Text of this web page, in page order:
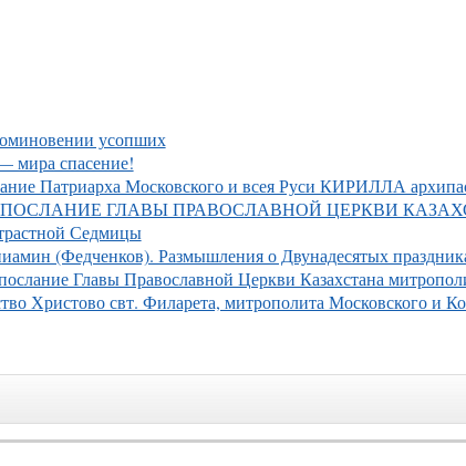
усопших
мира спасение!
Патриарха Московского и всея Руси КИРИЛЛА
ГЛАВЫ ПРАВОСЛАВНОЙ ЦЕРКВИ
Седмицы
(Федченков). Размышления о Двунадесятых
Главы Православной Церкви Казахстана
Христово свт. Филарета, митрополита Московского и